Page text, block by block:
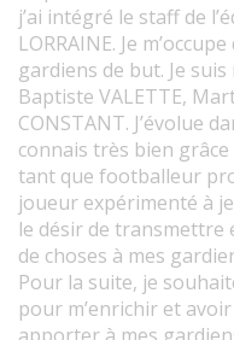
j’ai intégré le staff de
LORRAINE. Je
gardiens de but. Je
Baptiste VALETTE,
CONSTANT. J’évolue
connais très bien grâce
tant que footballeur
joueur expérimenté à
le désir de
de choses à mes
Pour la suite, je
pour m’enrichir et